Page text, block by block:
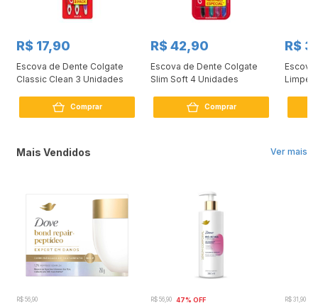
R$ 17,90
Escova de Dente Colgate
Classic Clean 3 Unidades
Comprar
R$ 42,90
Escova de Dente Colgate
Slim Soft 4 Unidades
Comprar
R$
Escova
Ver mais
Mais Vendidos
R$ 56,90 R$ 56,90 47% OFF R$ 31,90